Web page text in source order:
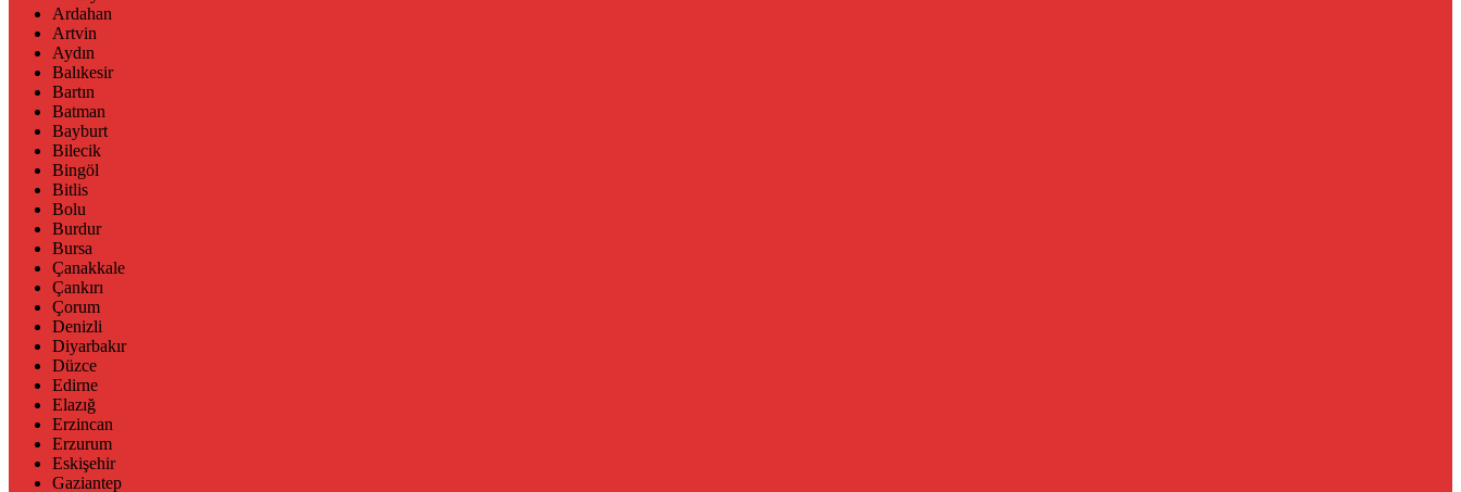
Ardahan
Artvin
Aydın
Balıkesir
Bartın
Batman
Bayburt
Bilecik
Bingöl
Bitlis
Bolu
Burdur
Bursa
Çanakkale
Çankırı
Çorum
Denizli
Diyarbakır
Düzce
Edirne
Elazığ
Erzincan
Erzurum
Eskişehir
Gaziantep